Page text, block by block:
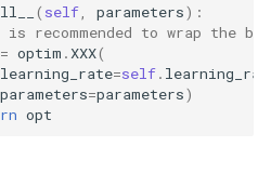
( self parameters):
recommended to wrap the
= optim . XXX(
learning_rate=self.
parameters=parameters)
opt